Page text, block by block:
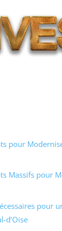
pour
Massifs pour
pour
d’Oise